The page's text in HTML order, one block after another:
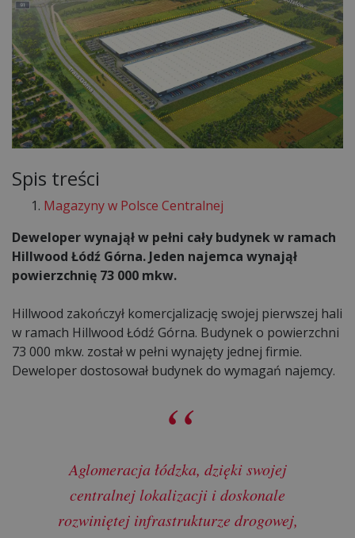
Spis treści
Magazyny w Polsce Centralnej
Deweloper wynajął w pełni cały budynek w ramach
Hillwood Łódź Górna. Jeden najemca wynajął
powierzchnię 73 000 mkw.
Hillwood zakończył komercjalizację swojej pierwszej hali
w ramach Hillwood Łódź Górna. Budynek o powierzchni
73 000 mkw. został w pełni wynajęty jednej firmie.
Deweloper dostosował budynek do wymagań najemcy.
Aglomeracja łódzka, dzięki swojej
centralnej lokalizacji i doskonale
rozwiniętej infrastrukturze drogowej,